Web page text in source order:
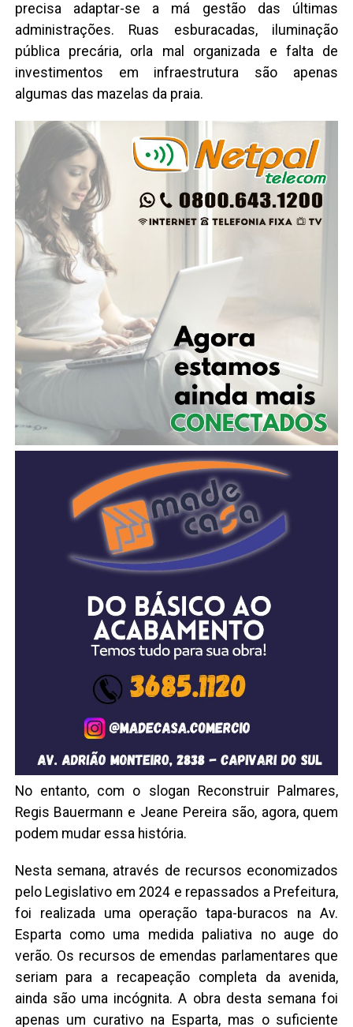
precisa adaptar-se a má gestão das últimas
administrações. Ruas esburacadas, iluminação
pública precária, orla mal organizada e falta de
investimentos em infraestrutura são apenas
algumas das mazelas da praia.
No entanto, com o slogan Reconstruir Palmares,
Regis Bauermann e Jeane Pereira são, agora, quem
podem mudar essa história.
Nesta semana, através de recursos economizados
pelo Legislativo em 2024 e repassados a Prefeitura,
foi realizada uma operação tapa-buracos na Av.
Esparta como uma medida paliativa no auge do
verão. Os recursos de emendas parlamentares que
seriam para a recapeação completa da avenida,
ainda são uma incógnita. A obra desta semana foi
apenas um curativo na Esparta, mas o suficiente